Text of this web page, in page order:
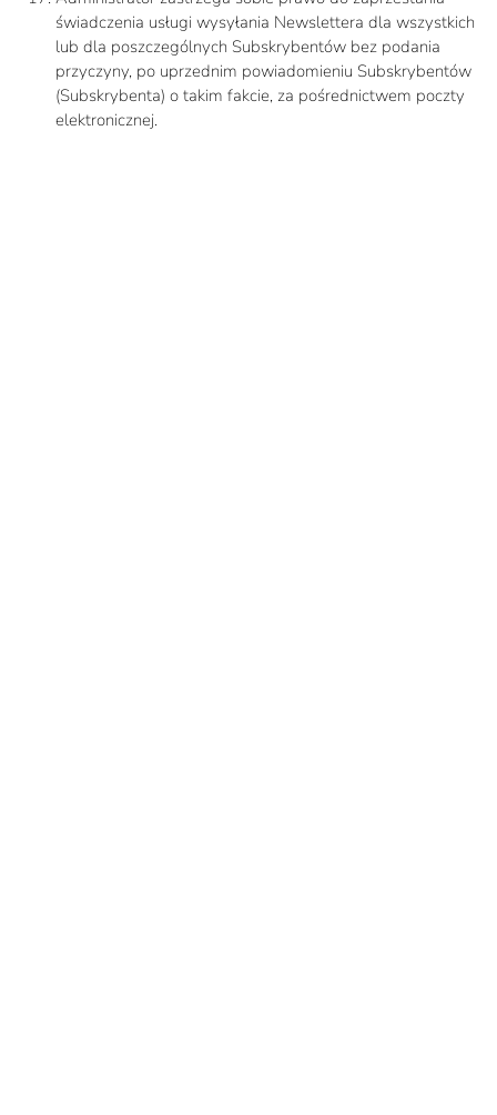
świadczenia usługi wysyłania Newslettera dla wszystkich
lub dla poszczególnych Subskrybentów bez podania
przyczyny, po uprzednim powiadomieniu Subskrybentów
(Subskrybenta) o takim fakcie, za pośrednictwem poczty
elektronicznej.